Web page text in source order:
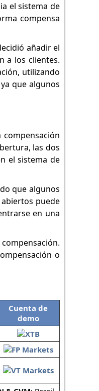
el sistema de
compensa
añadir el
a los clientes.
utilizando
que algunos
las dos
el sistema de
que algunos
puede
en una
o
Cuenta de
demo